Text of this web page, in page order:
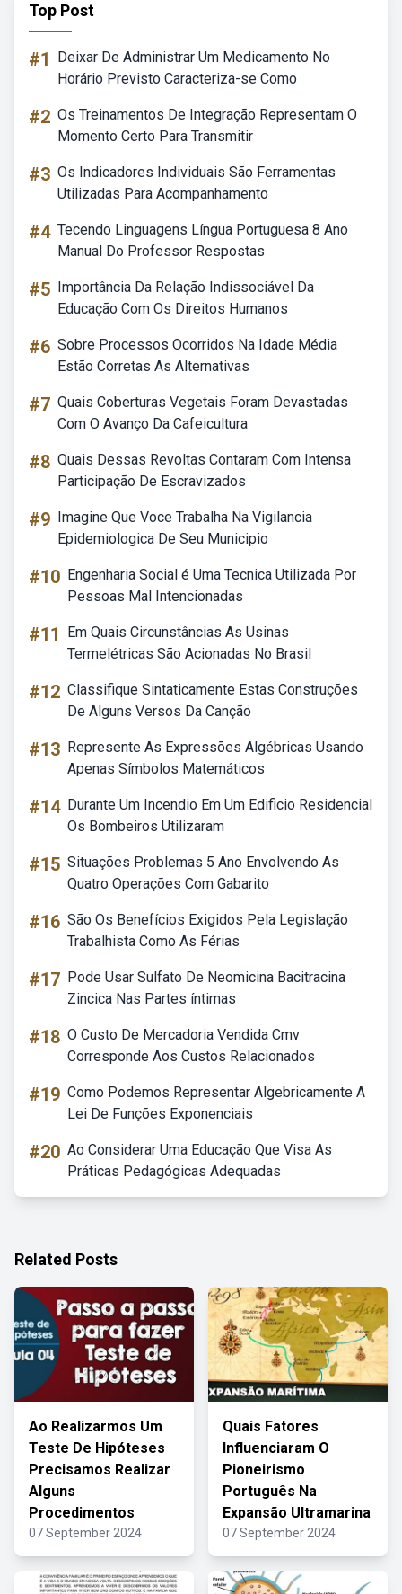
Top Post
#1
Deixar De Administrar Um Medicamento No
Horário Previsto Caracteriza-se Como
#2 Os Treinamentos De Integração Representam O
Momento Certo Para Transmitir
#3 Os Indicadores Individuais São Ferramentas
Utilizadas Para Acompanhamento
#4 Tecendo Linguagens Língua Portuguesa 8 Ano
Manual Do Professor Respostas
#5 Importância Da Relação Indissociável Da
Educação Com Os Direitos Humanos
#6 Sobre Processos Ocorridos Na Idade Média
Estão Corretas As Alternativas
#7 Quais Coberturas Vegetais Foram Devastadas
Com O Avanço Da Cafeicultura
#8 Quais Dessas Revoltas Contaram Com Intensa
Participação De Escravizados
#9 Imagine Que Voce Trabalha Na Vigilancia
Epidemiologica De Seu Municipio
#10 Engenharia Social é Uma Tecnica Utilizada Por
Pessoas Mal Intencionadas
#11
Em Quais Circunstâncias As Usinas
Termelétricas São Acionadas No Brasil
#12 Classifique Sintaticamente Estas Construções
De Alguns Versos Da Canção
#13 Represente As Expressões Algébricas Usando
Apenas Símbolos Matemáticos
#14 Durante Um Incendio Em Um Edificio Residencial
Os Bombeiros Utilizaram
#15 Situações Problemas 5 Ano Envolvendo As
Quatro Operações Com Gabarito
#16 São Os Benefícios Exigidos Pela Legislação
Trabalhista Como As Férias
#17 Pode Usar Sulfato De Neomicina Bacitracina
Zincica Nas Partes íntimas
#18 O Custo De Mercadoria Vendida Cmv
Corresponde Aos Custos Relacionados
#19 Como Podemos Representar Algebricamente A
Lei De Funções Exponenciais
#20 Ao Considerar Uma Educação Que Visa As
Práticas Pedagógicas Adequadas
Related Posts
Ao Realizarmos Um
Teste De Hipóteses
Precisamos Realizar
Alguns
Procedimentos
07 September 2024
Quais Fatores
Influenciaram O
Pioneirismo
Português Na
Expansão Ultramarina
07 September 2024